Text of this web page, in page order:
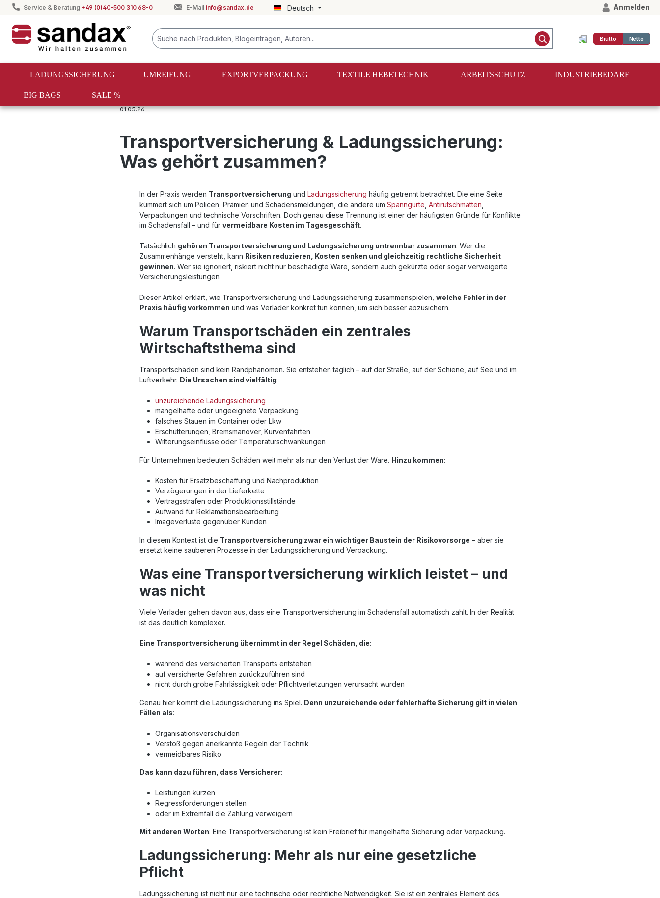
Zur Hauptnavigation springen
Service & Beratung +49 (0)40-500 310 68-0 E-Mail info@sandax.de Deutsch Anmelden
Brutto Netto
LADUNGSSICHERUNG UMREIFUNG EXPORTVERPACKUNG TEXTILE HEBETECHNIK ARBEITSSCHUTZ INDUSTRIEBEDARF
BIG BAGS SALE %
Logistik
01.05.26
Transportversicherung & Ladungssicherung:
Was gehört zusammen?
In der Praxis werden Transportversicherung und Ladungssicherung häufig getrennt betrachtet. Die eine Seite
kümmert sich um Policen, Prämien und Schadensmeldungen, die andere um Spanngurte Antirutschmatten
Verpackungen und technische Vorschriften. Doch genau diese Trennung ist einer der häufigsten Gründe für Konflikte
im Schadensfall – und für vermeidbare Kosten im Tagesgeschäft.
Tatsächlich gehören Transportversicherung und Ladungssicherung untrennbar zusammen. Wer die
Zusammenhänge versteht, kann Risiken reduzieren, Kosten senken und gleichzeitig rechtliche Sicherheit
gewinnen. Wer sie ignoriert, riskiert nicht nur beschädigte Ware, sondern auch gekürzte oder sogar verweigerte
Versicherungsleistungen.
Dieser Artikel erklärt, wie Transportversicherung und Ladungssicherung zusammenspielen, welche Fehler in der
Praxis häufig vorkommen und was Verlader konkret tun können, um sich besser abzusichern.
Warum Transportschäden ein zentrales
Wirtschaftsthema sind
Transportschäden sind kein Randphänomen. Sie entstehen täglich – auf der Straße, auf der Schiene, auf See und im
Luftverkehr. Die Ursachen sind vielfältig:
unzureichende Ladungssicherung
mangelhafte oder ungeeignete Verpackung
falsches Stauen im Container oder Lkw
Erschütterungen, Bremsmanöver, Kurvenfahrten
Witterungseinflüsse oder Temperaturschwankungen
Für Unternehmen bedeuten Schäden weit mehr als nur den Verlust der Ware. Hinzu kommen:
Kosten für Ersatzbeschaffung und Nachproduktion
Verzögerungen in der Lieferkette
Vertragsstrafen oder Produktionsstillstände
Aufwand für Reklamationsbearbeitung
Imageverluste gegenüber Kunden
In diesem Kontext ist die Transportversicherung zwar ein wichtiger Baustein der Risikovorsorge – aber sie
ersetzt keine sauberen Prozesse in der Ladungssicherung und Verpackung.
Was eine Transportversicherung wirklich leistet – und
was nicht
Viele Verlader gehen davon aus, dass eine Transportversicherung im Schadensfall automatisch zahlt. In der Realität
ist das deutlich komplexer.
Eine Transportversicherung übernimmt in der Regel Schäden, die:
während des versicherten Transports entstehen
auf versicherte Gefahren zurückzuführen sind
nicht durch grobe Fahrlässigkeit oder Pflichtverletzungen verursacht wurden
Genau hier kommt die Ladungssicherung ins Spiel. Denn unzureichende oder fehlerhafte Sicherung gilt in vielen
Fällen als:
Organisationsverschulden
Verstoß gegen anerkannte Regeln der Technik
vermeidbares Risiko
Das kann dazu führen, dass Versicherer:
Leistungen kürzen
Regressforderungen stellen
oder im Extremfall die Zahlung verweigern
Mit anderen Worten: Eine Transportversicherung ist kein Freibrief für mangelhafte Sicherung oder Verpackung.
Ladungssicherung: Mehr als nur eine gesetzliche
Pflicht
Ladungssicherung ist nicht nur eine technische oder rechtliche Notwendigkeit. Sie ist ein zentrales Element des